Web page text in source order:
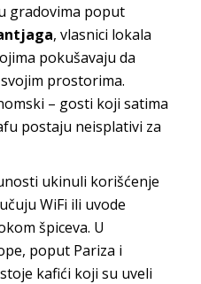
gradovima poput
, vlasnici lokala
pokušavaju da
prostorima.
– gosti koji satima
postaju neisplativi za
ukinuli korišćenje
WiFi ili uvode
špiceva. U
poput Pariza i
kafići koji su uveli